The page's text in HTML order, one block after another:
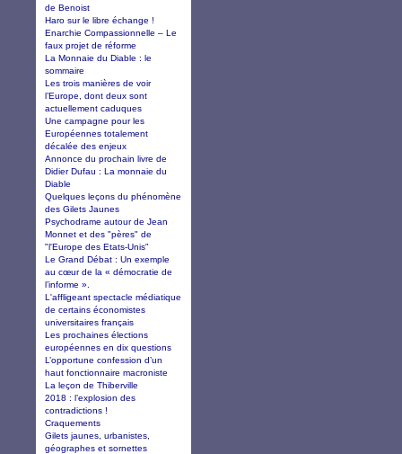
de Benoist
Haro sur le libre échange !
Enarchie Compassionnelle – Le
faux projet de réforme
La Monnaie du Diable : le
sommaire
Les trois manières de voir
l’Europe, dont deux sont
actuellement caduques
Une campagne pour les
Européennes totalement
décalée des enjeux
Annonce du prochain livre de
Didier Dufau : La monnaie du
Diable
Quelques leçons du phénomène
des Gilets Jaunes
Psychodrame autour de Jean
Monnet et des "pères" de
"l'Europe des Etats-Unis"
Le Grand Débat : Un exemple
au cœur de la « démocratie de
l’informe ».
L'affligeant spectacle médiatique
de certains économistes
universitaires français
Les prochaines élections
européennes en dix questions
L’opportune confession d’un
haut fonctionnaire macroniste
La leçon de Thiberville
2018 : l’explosion des
contradictions !
Craquements
Gilets jaunes, urbanistes,
géographes et sornettes